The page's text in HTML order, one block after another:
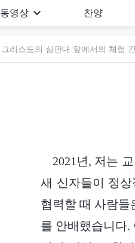
동영상 찬양
그리스도의 심판대 앞에서의 체험
2021년, 저는
새 신자들이 정
협력할 때 사람들
를 안배했습니다.